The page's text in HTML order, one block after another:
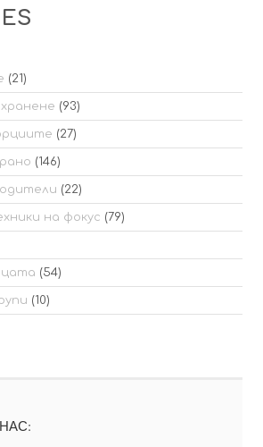
(21)
(93)
(27)
(146)
(22)
на фокус (79)
(54)
(10)